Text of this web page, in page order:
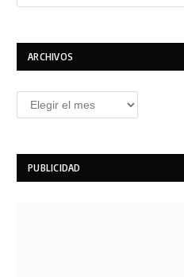
ARCHIVOS
Archivos
PUBLICIDAD